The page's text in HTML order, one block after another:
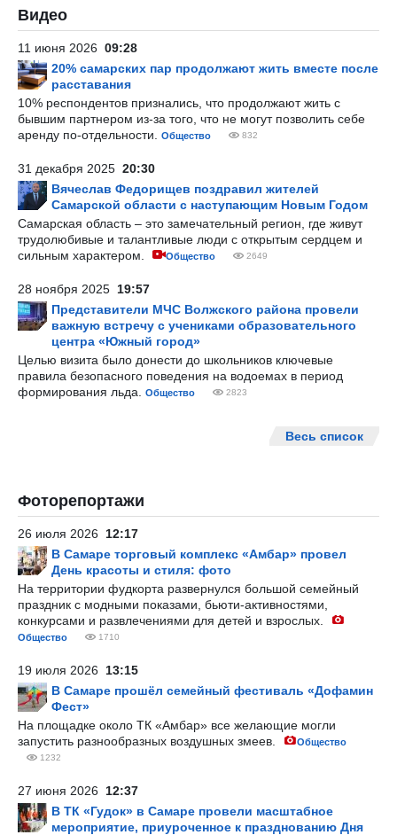
Видео
11 июня 2026 09:28
20% самарских пар продолжают жить вместе после
расставания
10% респондентов признались, что продолжают жить с
бывшим партнером из-за того, что не могут позволить себе
аренду по-отдельности.
Общество 832
31 декабря 2025 20:30
Вячеслав Федорищев поздравил жителей
Самарской области с наступающим Новым Годом
Самарская область – это замечательный регион, где живут
трудолюбивые и талантливые люди с открытым сердцем и
сильным характером.
Общество 2649
28 ноября 2025 19:57
Представители МЧС Волжского района провели
важную встречу с учениками образовательного
центра «Южный город»
Целью визита было донести до школьников ключевые
правила безопасного поведения на водоемах в период
формирования льда.
Общество 2823
Весь список
Фоторепортажи
26 июля 2026 12:17
В Самаре торговый комплекс «Амбар» провел
День красоты и стиля: фото
На территории фудкорта развернулся большой семейный
праздник с модными показами, бьюти-активностями,
конкурсами и развлечениями для детей и взрослых.
Общество 1710
19 июля 2026 13:15
В Самаре прошёл семейный фестиваль «Дофамин
Фест»
На площадке около ТК «Амбар» все желающие могли
запустить разнообразных воздушных змеев.
Общество
1232
27 июня 2026 12:37
В ТК «Гудок» в Самаре провели масштабное
мероприятие, приуроченное к празднованию Дня